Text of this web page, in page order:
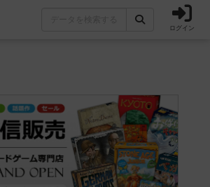
ログイン